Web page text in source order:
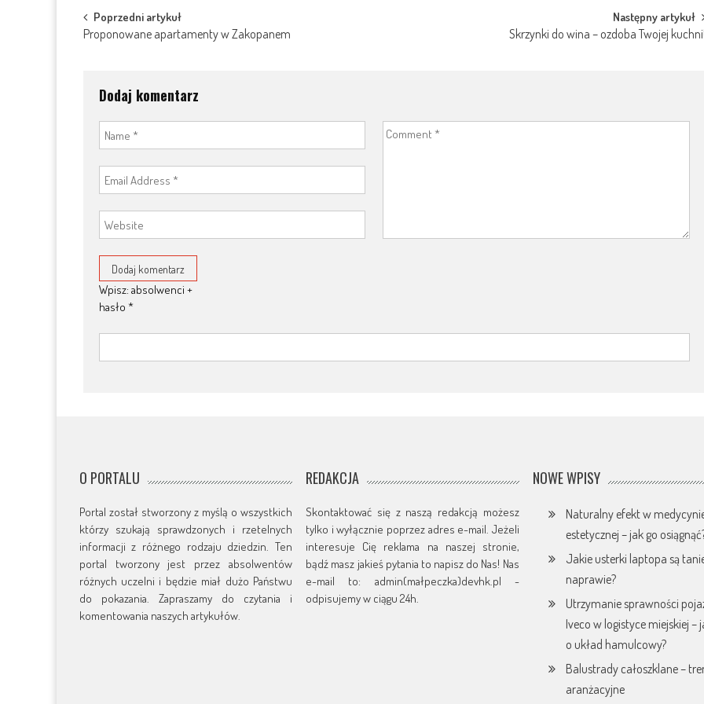
Post
navigation
Poprzedni artykuł
Proponowane apartamenty w Zakopanem
Następny artykuł
Skrzynki do wina – ozdoba Twojej
Dodaj komentarz
Wpisz: absolwenci +
hasło *
O PORTALU
Portal został stworzony z myślą o wszystkich
którzy szukają sprawdzonych i rzetelnych
informacji z różnego rodzaju dziedzin. Ten
portal tworzony jest przez absolwentów
różnych uczelni i będzie miał dużo Państwu
do pokazania. Zapraszamy do czytania i
komentowania naszych artykułów.
REDAKCJA
Skontaktować się z naszą redakcją możesz
tylko i wyłącznie poprzez adres e-mail. Jeżeli
interesuje Cię reklama na naszej stronie,
bądź masz jakieś pytania to napisz do Nas! Nas
e-mail to: admin(małpeczka)devhk.pl -
odpisujemy w ciągu 24h.
NOWE WPISY
Naturalny efekt w
estetycznej – jak go
Jakie usterki laptopa są
naprawie?
Utrzymanie sprawności
Iveco w logistyce miejskiej –
o układ hamulcowy?
Balustrady całoszklane –
aranżacyjne